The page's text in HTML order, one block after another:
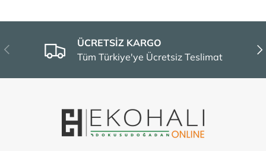
Önceki
ÜCRETSİZ KARGO
Tüm Türkiye'ye Ücretsiz Teslimat